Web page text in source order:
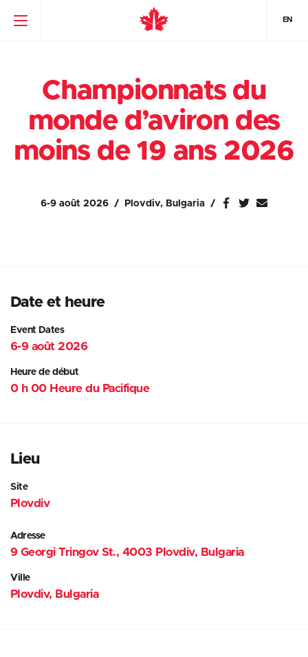
EN
Championnats du
monde d’aviron des
moins de 19 ans 2026
6-9 août 2026 Plovdiv, Bulgaria
Date et heure
Event Dates
6-9 août 2026
Heure de début
0 h 00 Heure du Pacifique
Lieu
Site
Plovdiv
Adresse
9 Georgi Tringov St., 4003 Plovdiv, Bulgaria
Ville
Plovdiv, Bulgaria